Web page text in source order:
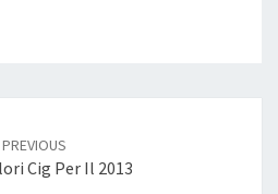
PREVIOUS
Cig Per Il 2013